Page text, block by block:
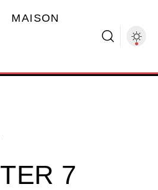
MAISON
7